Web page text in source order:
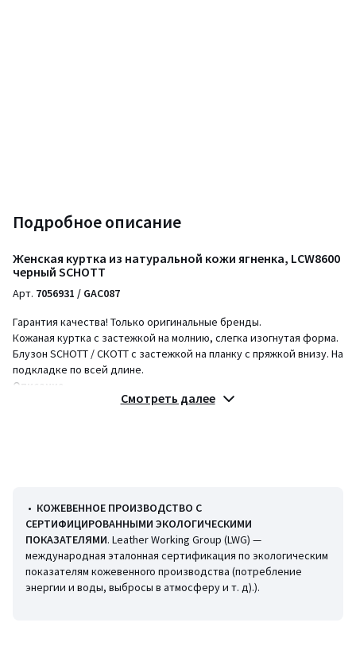
Подробное описание
Женская куртка из натуральной кожи ягненка, LCW8600
черный SCHOTT
Арт. 7056931 / GAC087
Гарантия качества! Только оригинальные бренды.
Кожаная куртка с застежкой на молнию, слегка изогнутая форма.
Блузон SCHOTT / СКОТТ с застежкой на планку с пряжкой внизу. На
подкладке по всей длине.
Описание
• Длина: укороченная модель
• Следуйте рекомендациям по уходу, указанным на этикетке
изделия
Смотреть далее
• КОЖЕВЕННОЕ ПРОИЗВОДСТВО С
СЕРТИФИЦИРОВАННЫМИ ЭКОЛОГИЧЕСКИМИ
ПОКАЗАТЕЛЯМИ. Leather Working Group (LWG) —
международная эталонная сертификация по экологическим
показателям кожевенного производства (потребление
энергии и воды, выбросы в атмосферу и т. д).).